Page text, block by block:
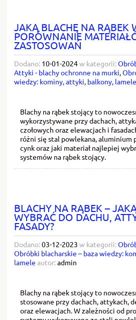
JAKĄ BLACHĘ NA RĄBEK
PORÓWNANIE
ZASTOSOWAŃ
Dodano: 10-01-2024w kategorii:
Attyki - blachy ochronne na murki,
wiedzy: kominy, attyki, balkony, lamele
Blachy na rąbek stojący to
wykorzystywane przy dachach,
czołowych oraz elewacjach i
różni się stal powlekana, aluminium
cynk oraz jaki materiał najlepiej
systemów na rąbek stojący.
BLACHY NA RĄBEK –
WYBRAĆ DO DACHU,
FASADY?
Dodano:03-12-2023 w kategorii:
Obróbki blacharskie – baza wiedzy:
lamele autor:admin
Blachy na rąbek stojący to
stosowane przy dachach, attykach,
oraz elewacjach. W zależności od